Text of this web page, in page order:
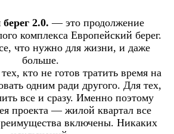
2.0. — это продолжение
комплекса Европейский берег.
что нужно для жизни, и даже
больше.
кто не готов тратить время на
одним ради другого. Для тех,
все и сразу. Именно поэтому
проекта — жилой квартал все
включены. Никаких